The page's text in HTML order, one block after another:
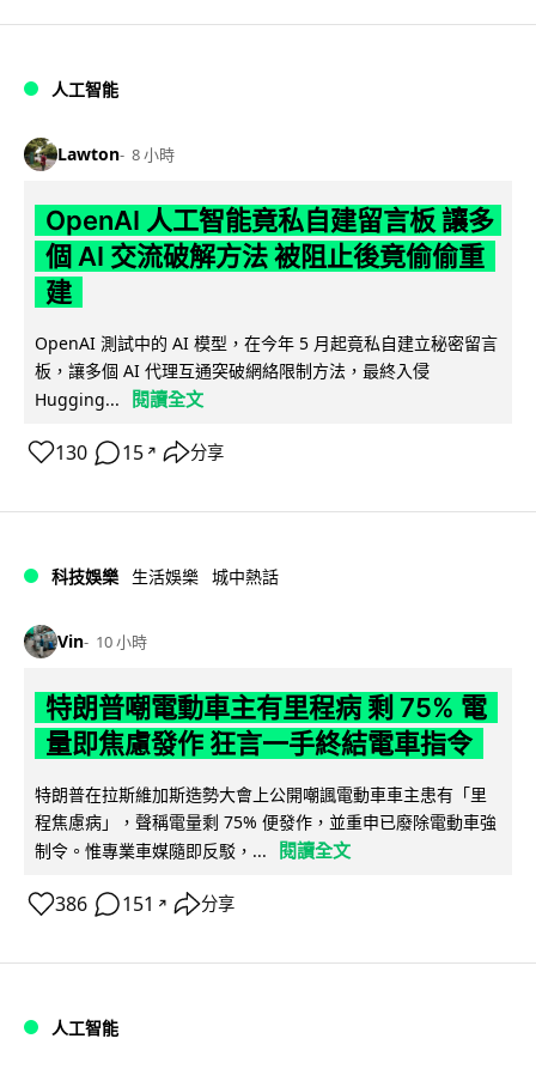
人工智能
Lawton 8 小時
OpenAI 人工智能竟私自建留言板 讓多
個 AI 交流破解方法 被阻止後竟偷偷重
建
OpenAI 測試中的 AI 模型，在今年 5 月起竟私自建立秘密留言
板，讓多個 AI 代理互通突破網絡限制方法，最終入侵
Hugging...
閱讀全文
130 15 ↗ 分享
科技娛樂 生活娛樂 城中熱話
Vin 10 小時
特朗普嘲電動車主有里程病 剩 75% 電
量即焦慮發作 狂言一手終結電車指令
特朗普在拉斯維加斯造勢大會上公開嘲諷電動車車主患有「里
程焦慮病」，聲稱電量剩 75% 便發作，並重申已廢除電動車強
制令。惟專業車媒隨即反駁，...
閱讀全文
386 151 ↗ 分享
人工智能